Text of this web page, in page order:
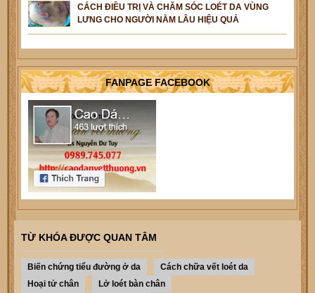
CÁCH ĐIỀU TRỊ VÀ CHĂM SÓC LOÉT DA VÙNG
LƯNG CHO NGƯỜI NẰM LÂU HIỆU QUẢ
FANPAGE FACEBOOK
TỪ KHÓA ĐƯỢC QUAN TÂM
Biến chứng tiểu đường ở da
Cách chữa vết loét da
Hoại tử chân
Lở loét bàn chân